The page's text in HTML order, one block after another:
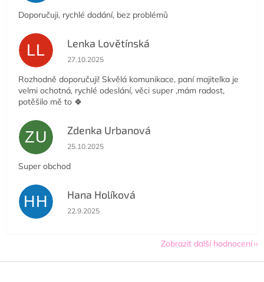
Doporučuji, rychlé dodání, bez problémů
LL Lenka Lovětínská
Hodnocení obchodu je 5 z 5 hvězdiček.
27.10.2025
Rozhodně doporučuji! Skvělá komunikace, paní majitelka je
velmi ochotná, rychlé odeslání, věci super ,mám radost,
potěšilo mě to 🍀
ZU Zdenka Urbanová
Hodnocení obchodu je 5 z 5 hvězdiček.
25.10.2025
Super obchod
HH Hana Holíková
Hodnocení obchodu je 5 z 5 hvězdiček.
22.9.2025
Zobrazit další hodnocení